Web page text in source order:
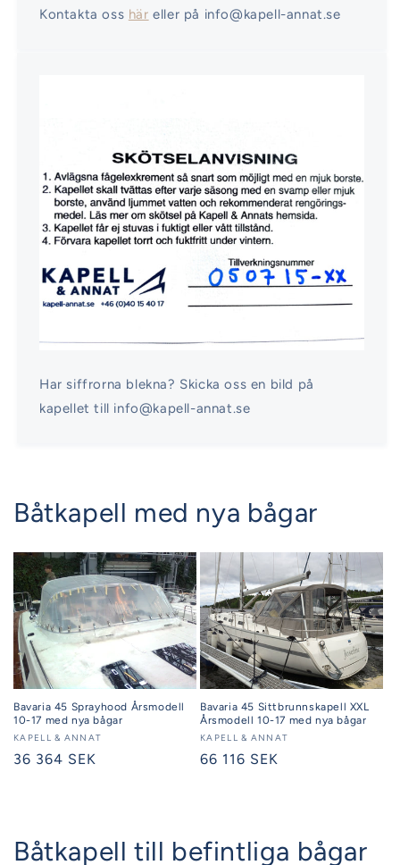
Kontakta oss här eller på info@kapell-annat.se
Har siffrorna blekna? Skicka oss en bild på
kapellet till info@kapell-annat.se
Båtkapell med nya bågar
Bavaria 45 Sprayhood Årsmodell
10-17 med nya bågar
Säljare:
KAPELL & ANNAT
Ordinarie
36 364 SEK
Bavaria 45 Sittbrunnskapell XXL
Årsmodell 10-17 med nya bågar
Säljare:
KAPELL & ANNAT
Ordinarie
66 116 SEK
Båtkapell till befintliga bågar